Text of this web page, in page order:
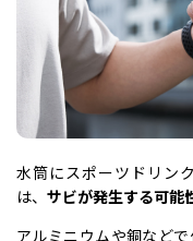
水筒にスポーツドリン
は、 サビが発生する可能
アルミニウムや銅など